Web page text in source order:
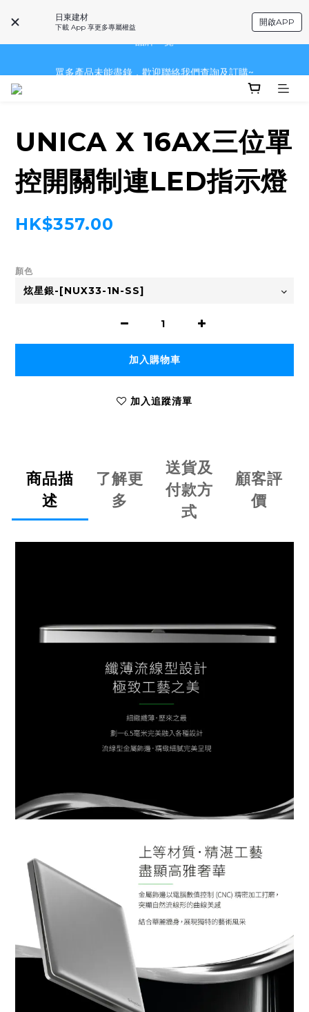
日東建材
下載 App 享更多專屬權益
開啟APP
UNICA X 16AX三位單
控開關制連LED指示燈
HK$357.00
顏色
加入購物車
加入追蹤清單
商品描
述
了解更
多
送貨及
付款方
式
顧客評
價